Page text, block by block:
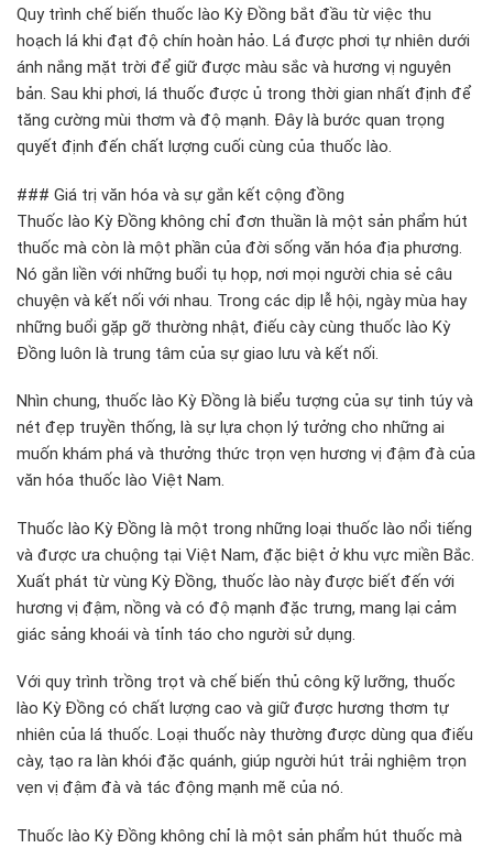
Quy trình chế biến thuốc lào Kỳ Đồng bắt đầu từ việc thu
hoạch lá khi đạt độ chín hoàn hảo. Lá được phơi tự nhiên dưới
ánh nắng mặt trời để giữ được màu sắc và hương vị nguyên
bản. Sau khi phơi, lá thuốc được ủ trong thời gian nhất định để
tăng cường mùi thơm và độ mạnh. Đây là bước quan trọng
quyết định đến chất lượng cuối cùng của thuốc lào.
### Giá trị văn hóa và sự gắn kết cộng đồng
Thuốc lào Kỳ Đồng không chỉ đơn thuần là một sản phẩm hút
thuốc mà còn là một phần của đời sống văn hóa địa phương.
Nó gắn liền với những buổi tụ họp, nơi mọi người chia sẻ câu
chuyện và kết nối với nhau. Trong các dịp lễ hội, ngày mùa hay
những buổi gặp gỡ thường nhật, điếu cày cùng thuốc lào Kỳ
Đồng luôn là trung tâm của sự giao lưu và kết nối.
Nhìn chung, thuốc lào Kỳ Đồng là biểu tượng của sự tinh túy và
nét đẹp truyền thống, là sự lựa chọn lý tưởng cho những ai
muốn khám phá và thưởng thức trọn vẹn hương vị đậm đà của
văn hóa thuốc lào Việt Nam.
Thuốc lào Kỳ Đồng là một trong những loại thuốc lào nổi tiếng
và được ưa chuộng tại Việt Nam, đặc biệt ở khu vực miền Bắc.
Xuất phát từ vùng Kỳ Đồng, thuốc lào này được biết đến với
hương vị đậm, nồng và có độ mạnh đặc trưng, mang lại cảm
giác sảng khoái và tỉnh táo cho người sử dụng.
Với quy trình trồng trọt và chế biến thủ công kỹ lưỡng, thuốc
lào Kỳ Đồng có chất lượng cao và giữ được hương thơm tự
nhiên của lá thuốc. Loại thuốc này thường được dùng qua điếu
cày, tạo ra làn khói đặc quánh, giúp người hút trải nghiệm trọn
vẹn vị đậm đà và tác động mạnh mẽ của nó.
Thuốc lào Kỳ Đồng không chỉ là một sản phẩm hút thuốc mà